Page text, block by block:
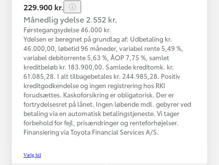
229.900 kr.
Månedlig ydelse 2.552 kr.
Førstegangsydelse 46.000 kr.
Ydelsen er beregnet på grundlag af: Udbetaling kr.
46.000,00, løbetid 96 måneder, variabel rente 5,49 %,
variabel debitorrente 5,63 %, ÅOP 7,75 %, samlet
kreditbeløb kr. 183.900,00. Samlede kreditomk. kr.
61.085,28. I alt tilbagebetales kr. 244.985,28. Positiv
kreditgodkendelse og ingen registrering hos RKI
forudsættes. Kaskoforsikring er obligatorisk. Der er
fortrydelsesret på lånet. Ingen løbende mdl. gebyrer ved
betaling via en automatisk betalingstjeneste. Vi tager
forbehold for fejl, prisændringer og renteforhøjelser.
Finansiering via Toyota Financial Services A/S.
Vælg bil